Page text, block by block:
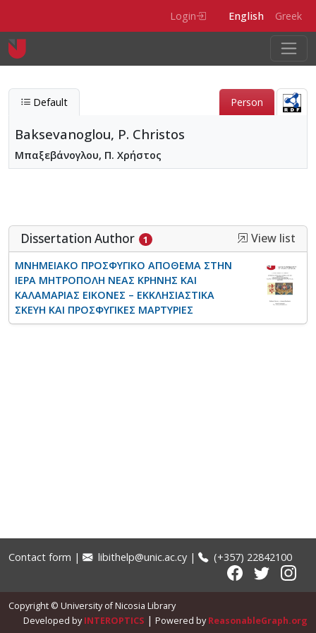
Login English Greek
Default Person
Baksevanoglou, P. Christos
Μπαξεβάνογλου, Π. Χρήστος
Entity type Person
Dissertation Author 1 View list
ΜΝΗΜΕΙΑΚΟ ΠΡΟΣΦΥΓΙΚΟ ΑΠΟΘΕΜΑ ΣΤΗΝ
ΙΕΡΑ ΜΗΤΡΟΠΟΛΗ ΝΕΑΣ ΚΡΗΝΗΣ ΚΑΙ
ΚΑΛΑΜΑΡΙΑΣ ΕΙΚΟΝΕΣ – ΕΚΚΛΗΣΙΑΣΤΙΚΑ
ΣΚΕΥΗ ΚΑΙ ΠΡΟΣΦΥΓΙΚΕΣ ΜΑΡΤΥΡΙΕΣ
Contact form | libithelp@unic.ac.cy | (+357) 22842100
Copyright © University of Nicosia Library
Developed byINTEROPTICS | Powered byReasonableGraph.org